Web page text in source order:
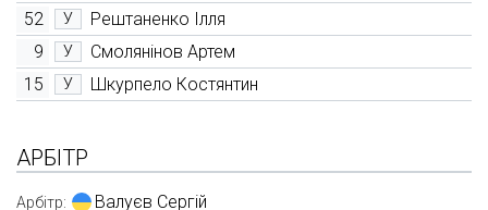
52
У
Рештаненко Ілля
9
У
Смолянінов Артем
15
У Шкурпело Костянтин
АРБІТР
Арбітр: Валуєв Сергій